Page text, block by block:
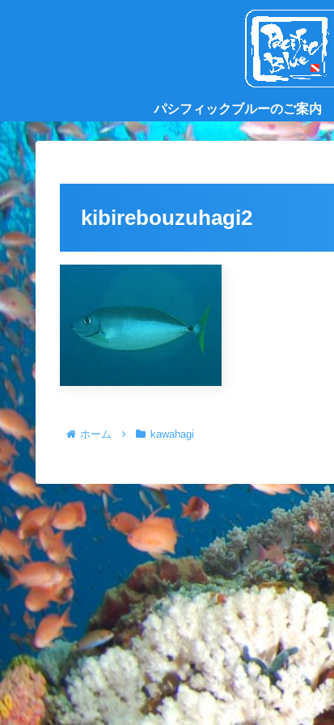
パシフィックブルーのご案内
kibirebouzuhagi2
ホーム kawahagi